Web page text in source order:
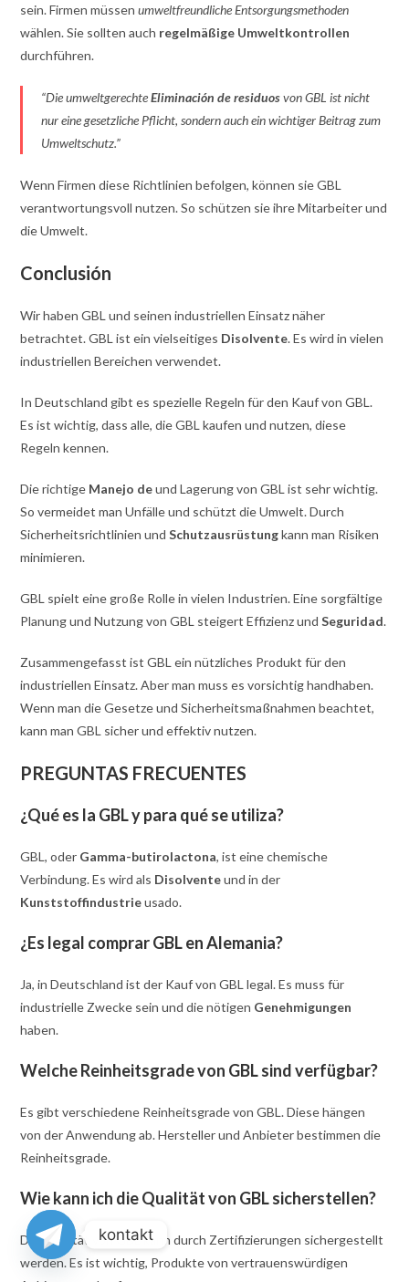
sein. Firmen müssenumweltfreundliche Entsorgungsmethoden
wählen. Sie sollten auch regelmäßige Umweltkontrollen
durchführen.
“Die umweltgerechteEliminación de residuosvon GBL ist nicht
nur eine gesetzliche Pflicht, sondern auch ein wichtiger Beitrag zum
Umweltschutz.”
Wenn Firmen diese Richtlinien befolgen, können sie GBL
verantwortungsvoll nutzen. So schützen sie ihre Mitarbeiter und
die Umwelt.
Conclusión
Wir haben GBL und seinen industriellen Einsatz näher
betrachtet. GBL ist ein vielseitiges Disolvente. Es wird in vielen
industriellen Bereichen verwendet.
In Deutschland gibt es spezielle Regeln für den Kauf von GBL.
Es ist wichtig, dass alle, die GBL kaufen und nutzen, diese
Regeln kennen.
Die richtige Manejo deund Lagerung von GBL ist sehr wichtig.
So vermeidet man Unfälle und schützt die Umwelt. Durch
Sicherheitsrichtlinien undSchutzausrüstungkann man Risiken
minimieren.
GBL spielt eine große Rolle in vielen Industrien. Eine sorgfältige
Planung und Nutzung von GBL steigert Effizienz undSeguridad.
Zusammengefasst ist GBL ein nützliches Produkt für den
industriellen Einsatz. Aber man muss es vorsichtig handhaben.
Wenn man die Gesetze und Sicherheitsmaßnahmen beachtet,
kann man GBL sicher und effektiv nutzen.
PREGUNTAS FRECUENTES
¿Qué es la GBL y para qué se utiliza?
GBL, oder Gamma-butirolactona, ist eine chemische
Verbindung. Es wird als Disolventeund in der
Kunststoffindustrieusado.
¿Es legal comprar GBL en Alemania?
Ja, in Deutschland ist der Kauf von GBL legal. Es muss für
industrielle Zwecke sein und die nötigen Genehmigungen
haben.
Welche Reinheitsgrade von GBL sind verfügbar?
Es gibt verschiedene Reinheitsgrade von GBL. Diese hängen
von der Anwendung ab. Hersteller und Anbieter bestimmen die
Reinheitsgrade.
Wie kann ich die Qualität von GBL sicherstellen?
Die Qualität von GBL kann durch Zertifizierungen sichergestellt
werden. Es ist wichtig, Produkte von vertrauenswürdigen
kontakt